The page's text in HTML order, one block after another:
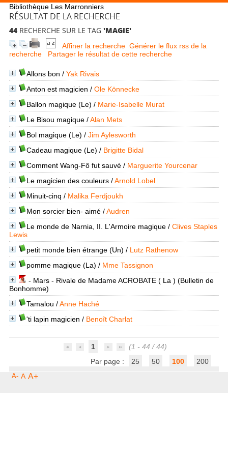
Bibliothèque Les Marronniers
RÉSULTAT DE LA RECHERCHE
44RECHERCHE SUR LE TAG 'MAGIE'
Affiner la recherche Générer le flux rss de la
recherche
Partager le résultat de cette recherche
Allons bon / Yak Rivais
Anton est magicien / Ole Könnecke
Ballon magique (Le) / Marie-Isabelle Murat
Le Bisou magique/Alan Mets
Bol magique (Le) / Jim Aylesworth
Cadeau magique (Le) / Brigitte Bidal
Comment Wang-Fô fut sauvé/ Marguerite Yourcenar
Le magicien des couleurs/Arnold Lobel
Minuit-cinq / Malika Ferdjoukh
Mon sorcier bien- aimé/Audren
Le monde de Narnia, II. L'Armoire magique/ Clives Staples
Lewis
petit monde bien étrange (Un) / Lutz Rathenow
pomme magique (La) / Mme Tassignon
- Mars - Rivale de Madame ACROBATE ( La ) (Bulletin de
Bonhomme)
Tamalou /Anne Haché
'ti lapin magicien / Benoît Charlat
1
(1 - 44 / 44)
Par page :
25 50 100 200
A- A A+